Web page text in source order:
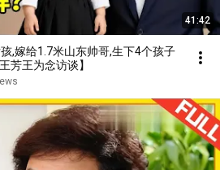
41:42
,嫁给1.7米山东帅哥,生下4个孩子
芳王为念访谈】